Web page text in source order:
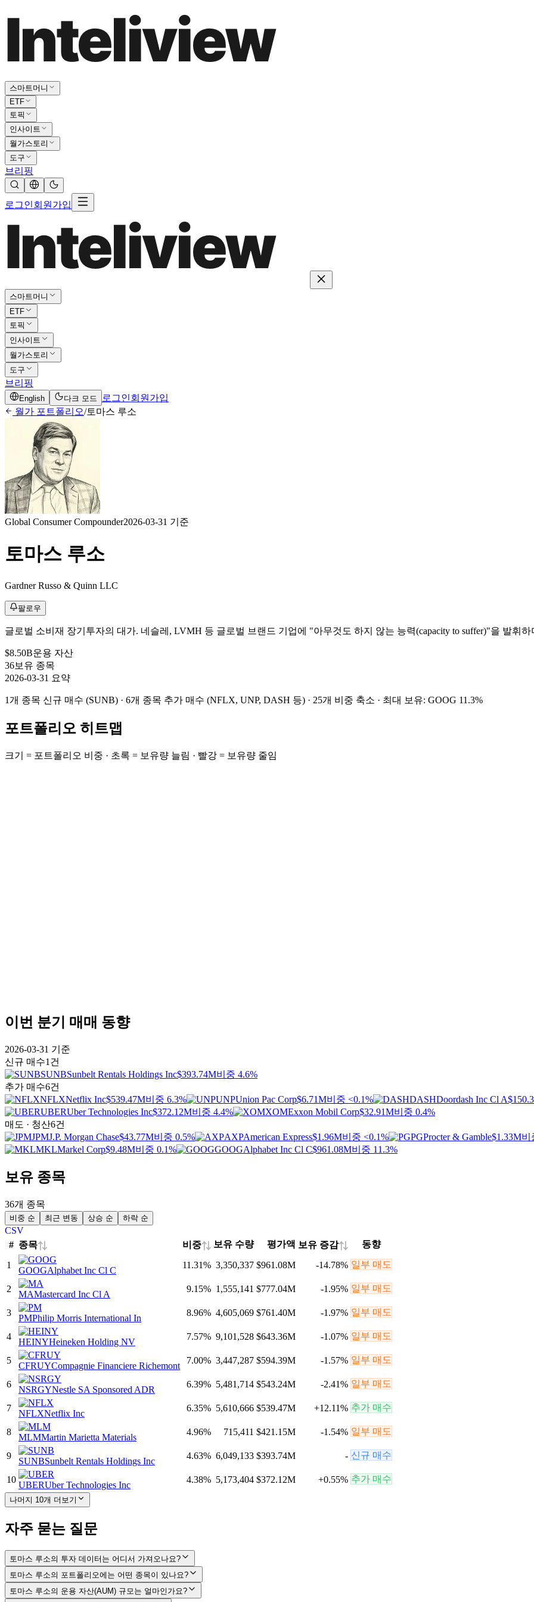
스마트머니
ETF
토픽
인사이트
월가스토리
도구
브리핑
로그인회원가입
스마트머니
ETF
토픽
인사이트
월가스토리
도구
브리핑
English 다크 모드 로그인회원가입
월가 포트폴리오/토마스 루소
Global Consumer Compounder2026-03-31 기준
토마스 루소
Gardner Russo & Quinn LLC
팔로우
글로벌 소비재 장기투자의 대가. 네슬레, LVMH 등 글로벌 브랜드 기업에 "아무것도 하지 않는 능력(capacity to suffer)"을 발휘
$8.50B운용 자산
36보유 종목
2026-03-31 요약
1개 종목 신규 매수 (SUNB) · 6개 종목 추가 매수 (NFLX, UNP, DASH 등) · 25개 비중 축소 · 최대 보유: GOOG 11.3%
포트폴리오 히트맵
크기 = 포트폴리오 비중 · 초록 = 보유량 늘림 · 빨강 = 보유량 줄임
이번 분기 매매 동향
2026-03-31 기준
신규 매수1건
SUNBSunbelt Rentals Holdings Inc$393.74M비중 4.6%
추가 매수6건
NFLXNetflix Inc$539.47M비중 6.3% UNPUnion Pac Corp$6.71M비중 <0.1% DASHDoordash Inc Cl A
UBERUber Technologies Inc$372.12M비중 4.4% XOMExxon Mobil Corp$32.91M비중 0.4%
매도 · 청산6건
JPMJ.P. Morgan Chase$43.77M비중 0.5% AXPAmerican Express$1.96M비중 <0.1% PGProcter & Gamble$1.33M비
MKLMarkel Corp$9.48M비중 0.1% GOOGAlphabet Inc Cl C$961.08M비중 11.3%
보유 종목
36개 종목
비중 순 최근 변동 상승 순 하락 순
CSV
# 종목⇅ 비중⇅ 보유 수량 평가액 보유 증감⇅ 동향
1
GOOGAlphabet Inc Cl C
11.31% 3,350,337 $961.08M -14.78% 일부 매도
2
MAMastercard Inc Cl A
9.15% 1,555,141 $777.04M -1.95% 일부 매도
3
PMPhilip Morris International In
8.96% 4,605,069 $761.40M -1.97% 일부 매도
4
HEINYHeineken Holding NV
7.57% 9,101,528 $643.36M -1.07% 일부 매도
5
CFRUYCompagnie Financiere Richemont
7.00% 3,447,287 $594.39M -1.57% 일부 매도
6
NSRGYNestle SA Sponsored ADR
6.39% 5,481,714 $543.24M -2.41% 일부 매도
7
NFLXNetflix Inc
6.35% 5,610,666 $539.47M +12.11% 추가 매수
8
MLMMartin Marietta Materials
4.96% 715,411 $421.15M -1.54% 일부 매도
9
SUNBSunbelt Rentals Holdings Inc
4.63% 6,049,133 $393.74M - 신규 매수
10
UBERUber Technologies Inc
4.38% 5,173,404 $372.12M +0.55% 추가 매수
나머지 10개 더보기
자주 묻는 질문
토마스 루소의 투자 데이터는 어디서 가져오나요?
토마스 루소의 포트폴리오에는 어떤 종목이 있나요?
토마스 루소의 운용 자산(AUM) 규모는 얼마인가요?